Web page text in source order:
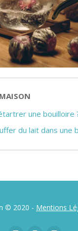
une bouilloire
du lait dans une
© 2020 - Mentions